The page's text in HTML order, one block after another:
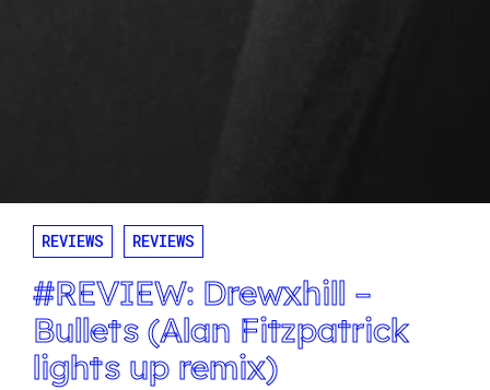
REVIEWS REVIEWS
#REVIEW: Drewxhill –
Bullets (Alan Fitzpatrick
lights up remix)